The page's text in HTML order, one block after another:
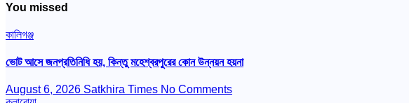
You missed
কালিগঞ্জ
ভোট আসে জনপ্রতিনিধি হয়, কিন্তু মহেশ্বরপুরের কোন উন্নয়ন হয়না
August 6, 2026 Satkhira Times No Comments